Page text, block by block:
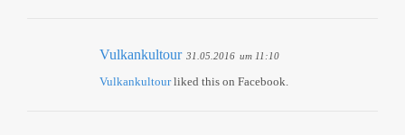
Vulkankultour 31.05.2016 um 11:10
Vulkankultourliked this on Facebook.